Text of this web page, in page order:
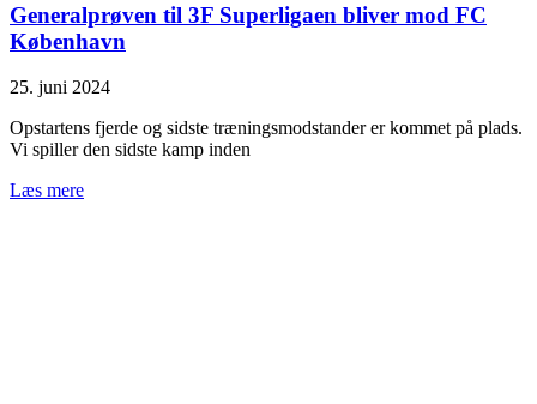
Generalprøven til 3F Superligaen bliver mod FC
København
25. juni 2024
Opstartens fjerde og sidste træningsmodstander er kommet på plads.
Vi spiller den sidste kamp inden
Læs mere